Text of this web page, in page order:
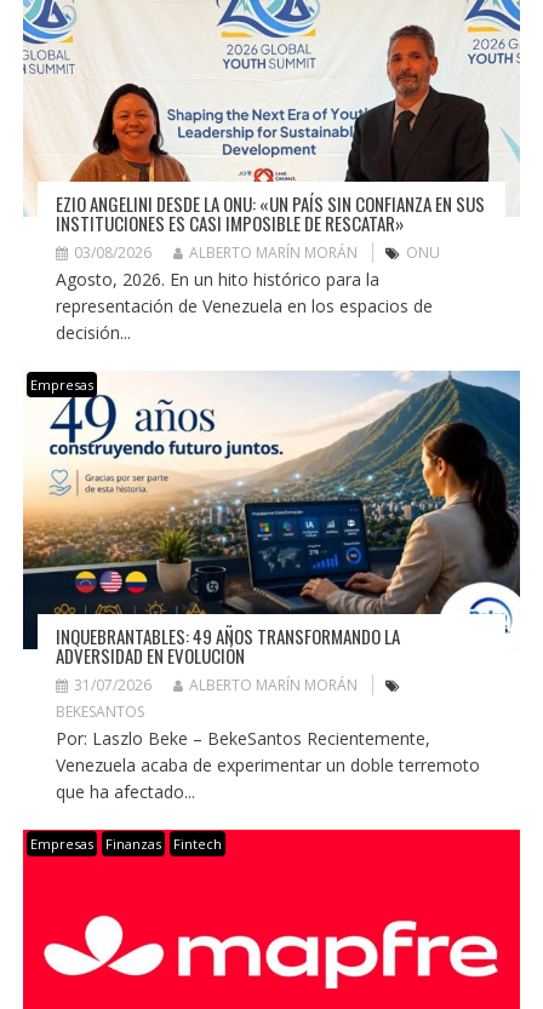
EZIO ANGELINI DESDE LA ONU: «UN PAÍS SIN CONFIANZA EN SUS
INSTITUCIONES ES CASI IMPOSIBLE DE RESCATAR»
03/08/2026 ALBERTO MARÍN MORÁN ONU
Agosto, 2026. En un hito histórico para la
representación de Venezuela en los espacios de
decisión...
Empresas
INQUEBRANTABLES: 49 AÑOS TRANSFORMANDO LA
ADVERSIDAD EN EVOLUCIÓN
31/07/2026
ALBERTO MARÍN MORÁN
BEKESANTOS
Por: Laszlo Beke – BekeSantos Recientemente,
Venezuela acaba de experimentar un doble terremoto
que ha afectado...
Empresas Finanzas Fintech